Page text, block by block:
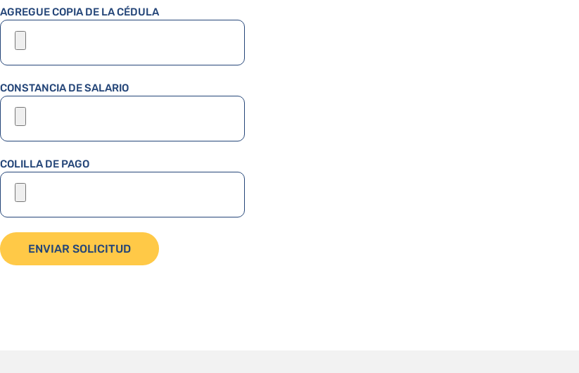
AGREGUE COPIA DE LA CÉDULA
CONSTANCIA DE SALARIO
COLILLA DE PAGO